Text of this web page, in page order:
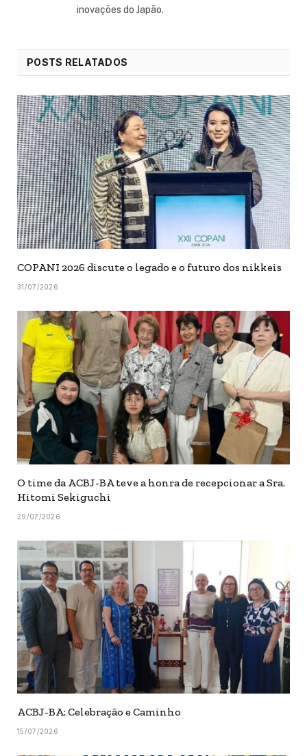
inovações do Japão.
POSTS RELATADOS
COPANI 2026 discute o legado e o futuro dos nikkeis
31/07/2026
O time da ACBJ-BA teve a honra de recepcionar a Sra.
Hitomi Sekiguchi
29/07/2026
ACBJ-BA: Celebração e Caminho
15/07/2026